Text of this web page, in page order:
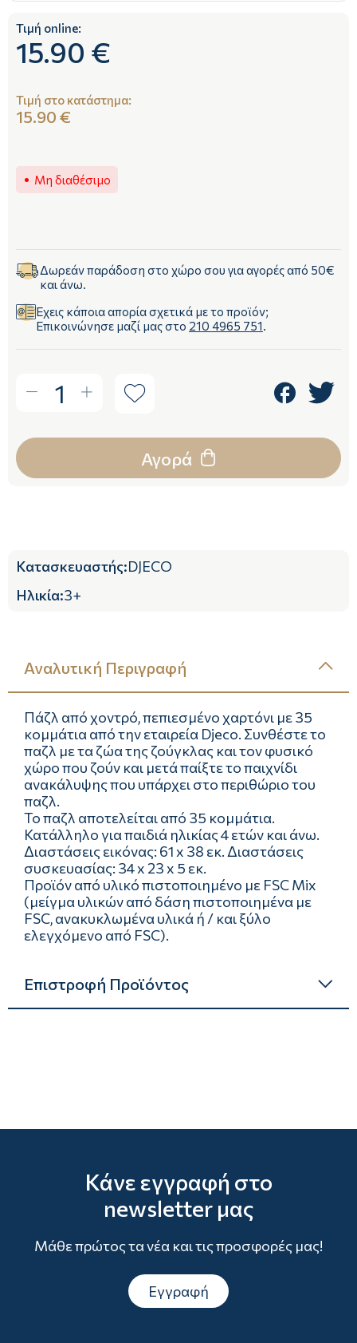
Τιμή online:
15.90 €
Τιμή στο κατάστημα:
15.90 €
Μη διαθέσιμο
Δωρεάν παράδοση στο χώρο σου για αγορές από 50€
και άνω.
Έχεις κάποια απορία σχετικά με το προϊόν;
Επικοινώνησε μαζί μας στο 210 4965 751.
1
Αγορά
Κατασκευαστής:DJECO
Ηλικία:3+
Αναλυτική Περιγραφή
Πάζλ από χοντρό, πεπιεσμένο χαρτόνι με 35
κομμάτια από την εταιρεία Djeco. Συνθέστε το
παζλ με τα ζώα της ζούγκλας και τον φυσικό
χώρο που ζούν και μετά παίξτε το παιχνίδι
ανακάλυψης που υπάρχει στο περιθώριο του
παζλ.
Το παζλ αποτελείται από 35 κομμάτια.
Κατάλληλο για παιδιά ηλικίας 4 ετών και άνω.
Διαστάσεις εικόνας: 61 x 38 εκ. Διαστάσεις
συσκευασίας: 34 x 23 x 5 εκ.
Προϊόν από υλικό πιστοποιημένο με FSC Mix
(μείγμα υλικών από δάση πιστοποιημένα με
FSC, ανακυκλωμένα υλικά ή / και ξύλο
ελεγχόμενο από FSC).
Επιστροφή Προϊόντος
Κάνε εγγραφή στο
newsletter μας
Μάθε πρώτος τα νέα και τις προσφορές μας!
Εγγραφή